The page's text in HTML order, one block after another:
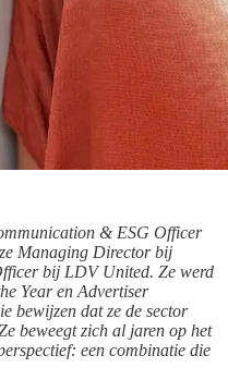
& ESG Officer
Managing Director bij
bij LDV United. Ze werd
Year en Advertiser
bewijzen dat ze de sector
beweegt zich al jaren op het
een combinatie die